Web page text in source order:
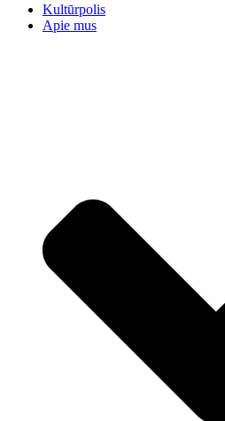
Kultūrpolis
Apie mus